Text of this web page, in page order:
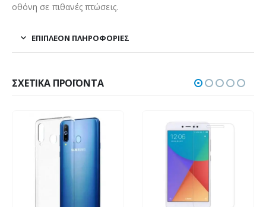
οθόνη σε πιθανές πτώσεις.
ΕΠΙΠΛΈΟΝ ΠΛΗΡΟΦΟΡΊΕΣ
ΣΧΕΤΙΚΆ ΠΡΟΪΌΝΤΑ